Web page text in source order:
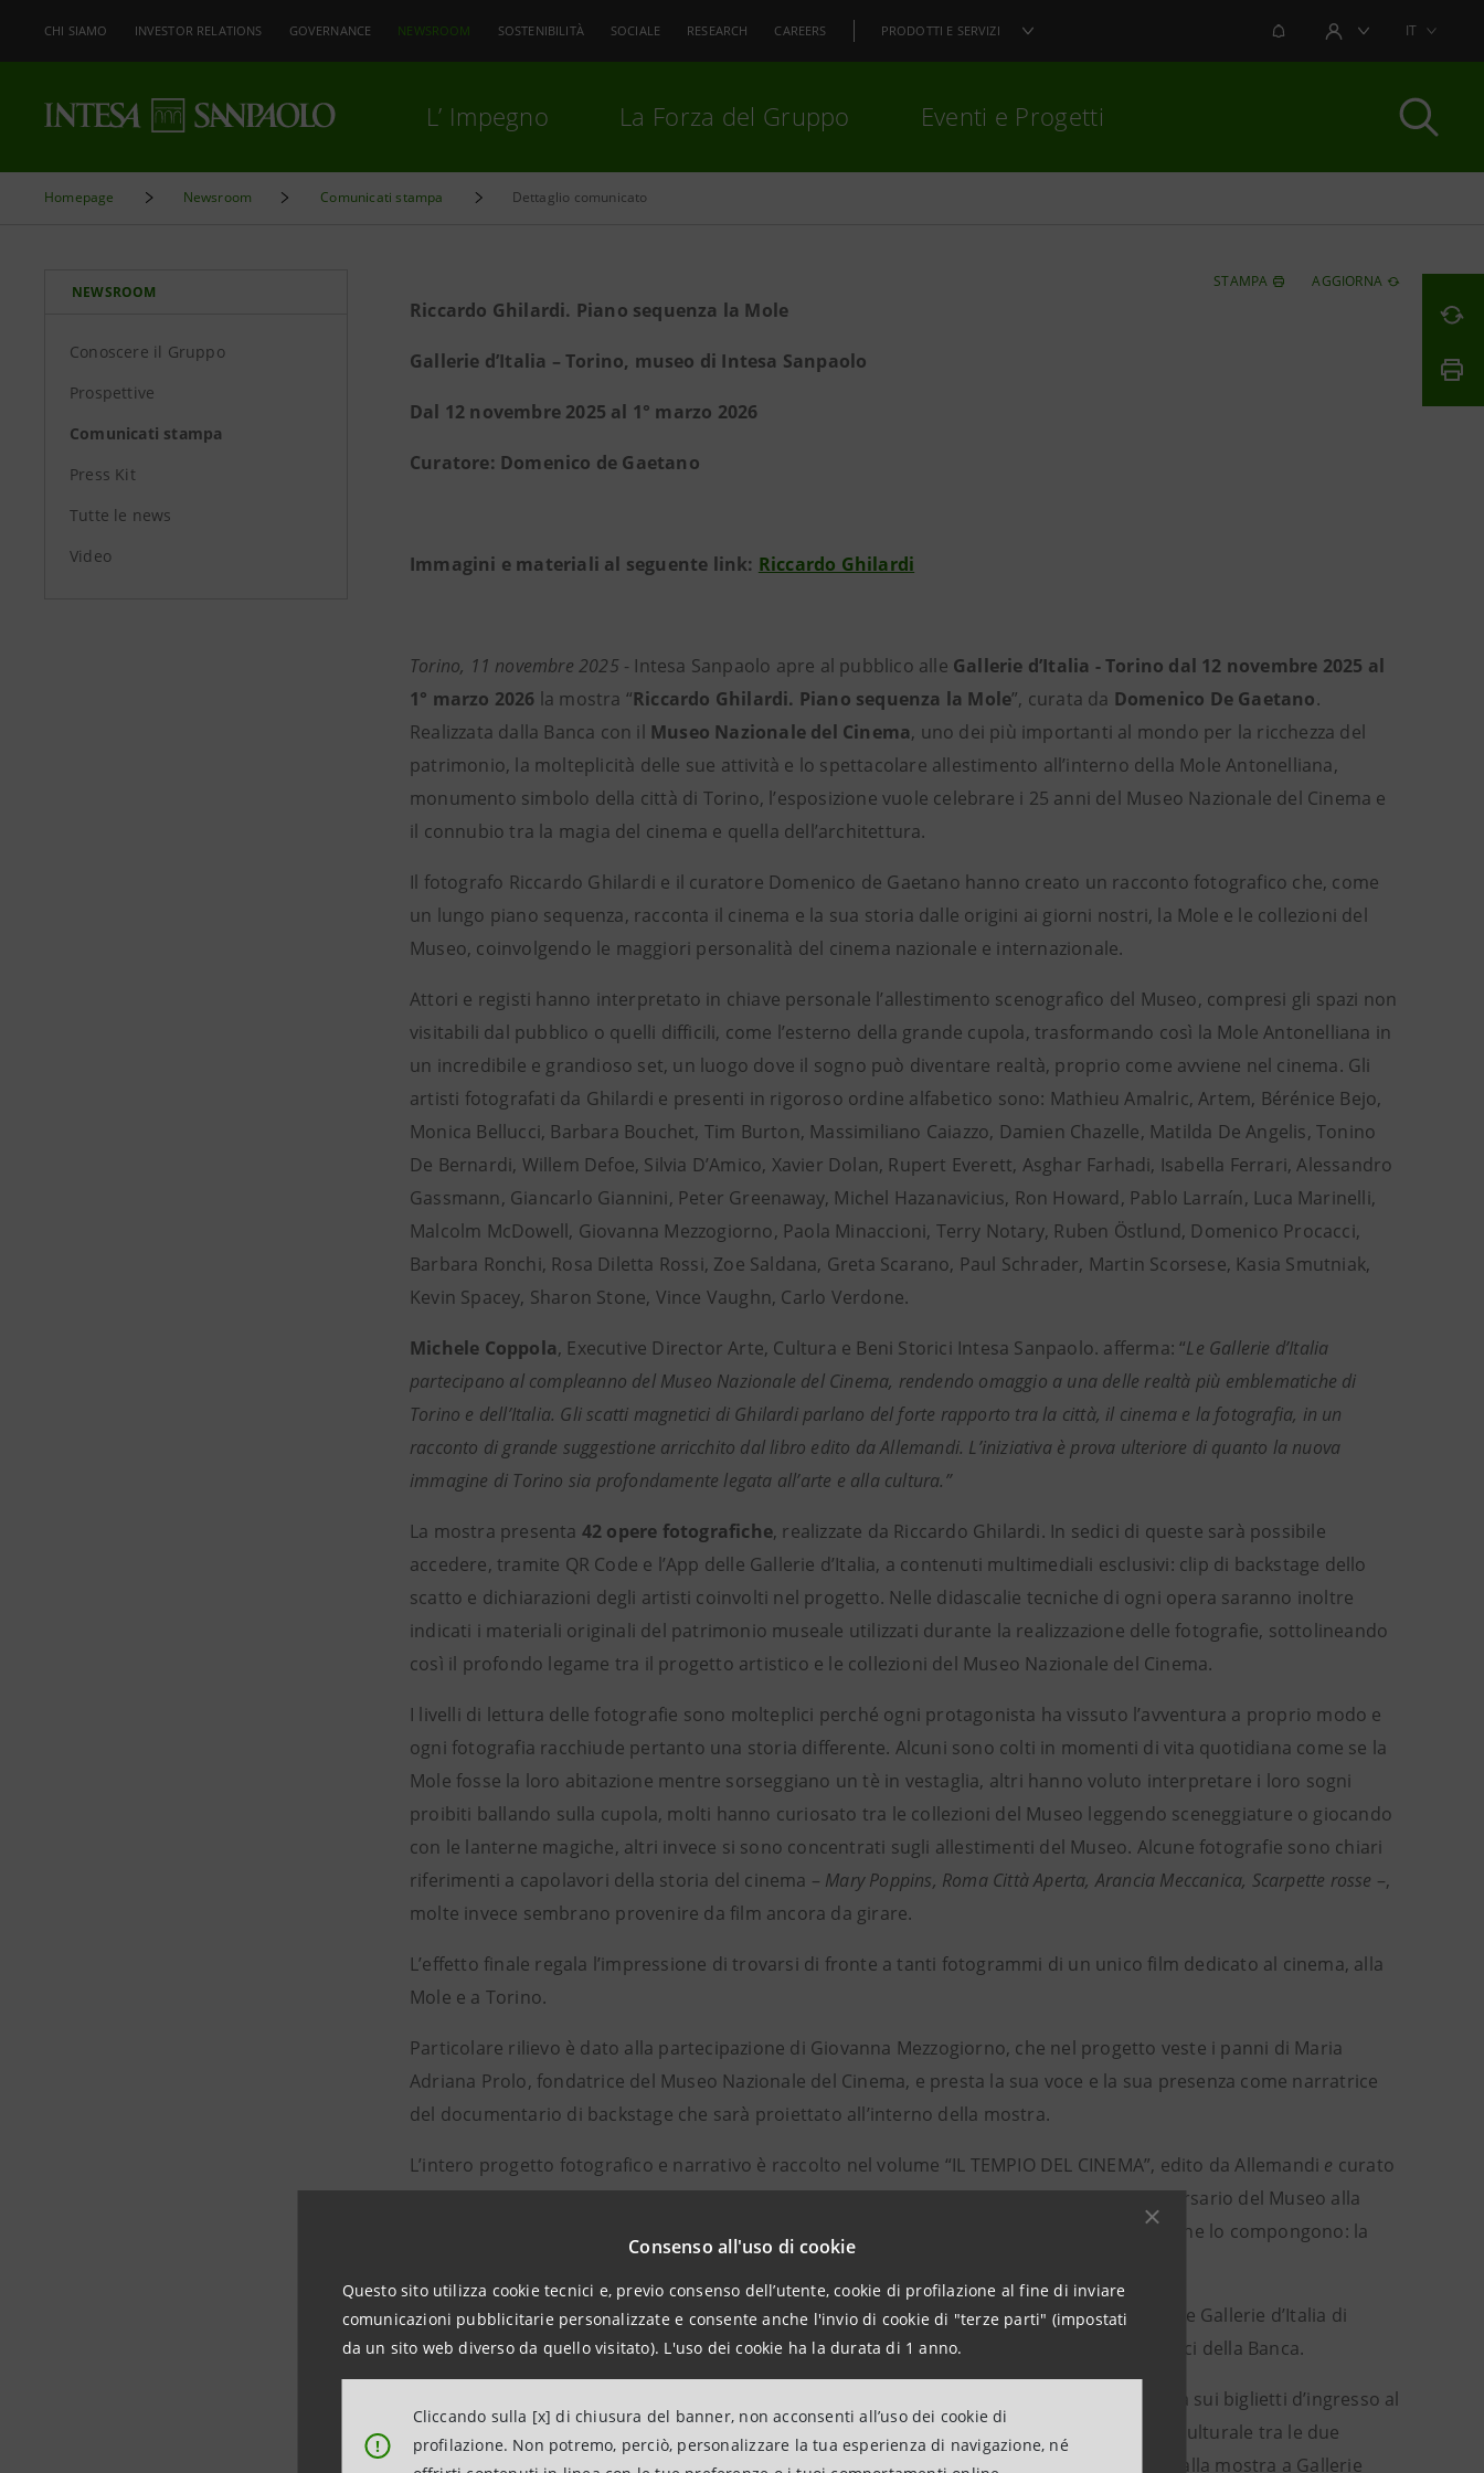
Consenso all'uso di cookie
Questo sito utilizza cookie tecnici e, previo consenso dell’utente, cookie di profilazione al fine di inviare
comunicazioni pubblicitarie personalizzate e consente anche l'invio di cookie di "terze parti" (impostati
da un sito web diverso da quello visitato). L'uso dei cookie ha la durata di 1 anno.
!
Cliccando sulla [x] di chiusura del banner, non acconsenti all’uso dei cookie di
profilazione. Non potremo, perciò, personalizzare la tua esperienza di navigazione, né
CHI SIAMO INVESTOR RELATIONS GOVERNANCE NEWSROOM SOSTENIBILITÀ SOCIALE RESEARCH CAREERS PRODOTTI E SERVIZI NOTIFICHEAREA UTENTEIT
L’ Impegno La Forza del Gruppo Eventi e Progetti
Homepage Newsroom Comunicati stampa Dettaglio comunicato
NEWSROOM
Conoscere il Gruppo
Prospettive
Comunicati stampa
Press Kit
Tutte le news
Video
STAMPA AGGIORNA
Riccardo Ghilardi. Piano sequenza la Mole
Gallerie d’Italia – Torino, museo di Intesa Sanpaolo
Dal 12 novembre 2025 al 1° marzo 2026
Curatore: Domenico de Gaetano
Immagini e materiali al seguente link: Riccardo Ghilardi
Torino, 11 novembre 2025 - Intesa Sanpaolo apre al pubblico alle Gallerie d’Italia - Torino dal 12 novembre 2025 al
1° marzo 2026 la mostra “Riccardo Ghilardi. Piano sequenza la Mole”, curata da Domenico De Gaetano.
Realizzata dalla Banca con il Museo Nazionale del Cinema, uno dei più importanti al mondo per la ricchezza del
patrimonio, la molteplicità delle sue attività e lo spettacolare allestimento all’interno della Mole Antonelliana,
monumento simbolo della città di Torino, l’esposizione vuole celebrare i 25 anni del Museo Nazionale del Cinema e
il connubio tra la magia del cinema e quella dell’architettura.
Il fotografo Riccardo Ghilardi e il curatore Domenico de Gaetano hanno creato un racconto fotografico che, come
un lungo piano sequenza, racconta il cinema e la sua storia dalle origini ai giorni nostri, la Mole e le collezioni del
Museo, coinvolgendo le maggiori personalità del cinema nazionale e internazionale.
Attori e registi hanno interpretato in chiave personale l’allestimento scenografico del Museo, compresi gli spazi non
visitabili dal pubblico o quelli difficili, come l’esterno della grande cupola, trasformando così la Mole Antonelliana in
un incredibile e grandioso set, un luogo dove il sogno può diventare realtà, proprio come avviene nel cinema. Gli
artisti fotografati da Ghilardi e presenti in rigoroso ordine alfabetico sono: Mathieu Amalric, Artem, Bérénice Bejo,
Monica Bellucci, Barbara Bouchet, Tim Burton, Massimiliano Caiazzo, Damien Chazelle, Matilda De Angelis, Tonino
De Bernardi, Willem Defoe, Silvia D’Amico, Xavier Dolan, Rupert Everett, Asghar Farhadi, Isabella Ferrari, Alessandro
Gassmann, Giancarlo Giannini, Peter Greenaway, Michel Hazanavicius, Ron Howard, Pablo Larraín, Luca Marinelli,
Malcolm McDowell, Giovanna Mezzogiorno, Paola Minaccioni, Terry Notary, Ruben Östlund, Domenico Procacci,
Barbara Ronchi, Rosa Diletta Rossi, Zoe Saldana, Greta Scarano, Paul Schrader, Martin Scorsese, Kasia Smutniak,
Kevin Spacey, Sharon Stone, Vince Vaughn, Carlo Verdone.
Michele Coppola, Executive Director Arte, Cultura e Beni Storici Intesa Sanpaolo. afferma: “Le Gallerie d’Italia
partecipano al compleanno del Museo Nazionale del Cinema, rendendo omaggio a una delle realtà più emblematiche di
Torino e dell’Italia. Gli scatti magnetici di Ghilardi parlano del forte rapporto tra la città, il cinema e la fotografia, in un
racconto di grande suggestione arricchito dal libro edito da Allemandi. L’iniziativa è prova ulteriore di quanto la nuova
immagine di Torino sia profondamente legata all’arte e alla cultura.”
La mostra presenta 42 opere fotografiche, realizzate da Riccardo Ghilardi. In sedici di queste sarà possibile
accedere, tramite QR Code e l’App delle Gallerie d’Italia, a contenuti multimediali esclusivi: clip di backstage dello
scatto e dichiarazioni degli artisti coinvolti nel progetto. Nelle didascalie tecniche di ogni opera saranno inoltre
indicati i materiali originali del patrimonio museale utilizzati durante la realizzazione delle fotografie, sottolineando
così il profondo legame tra il progetto artistico e le collezioni del Museo Nazionale del Cinema.
I livelli di lettura delle fotografie sono molteplici perché ogni protagonista ha vissuto l’avventura a proprio modo e
ogni fotografia racchiude pertanto una storia differente. Alcuni sono colti in momenti di vita quotidiana come se la
Mole fosse la loro abitazione mentre sorseggiano un tè in vestaglia, altri hanno voluto interpretare i loro sogni
proibiti ballando sulla cupola, molti hanno curiosato tra le collezioni del Museo leggendo sceneggiature o giocando
con le lanterne magiche, altri invece si sono concentrati sugli allestimenti del Museo. Alcune fotografie sono chiari
riferimenti a capolavori della storia del cinema – Mary Poppins, Roma Città Aperta, Arancia Meccanica, Scarpette rosse –,
molte invece sembrano provenire da film ancora da girare.
L’effetto finale regala l’impressione di trovarsi di fronte a tanti fotogrammi di un unico film dedicato al cinema, alla
Mole e a Torino.
Particolare rilievo è dato alla partecipazione di Giovanna Mezzogiorno, che nel progetto veste i panni di Maria
Adriana Prolo, fondatrice del Museo Nazionale del Cinema, e presta la sua voce e la sua presenza come narratrice
del documentario di backstage che sarà proiettato all’interno della mostra.
L’intero progetto fotografico e narrativo è raccolto nel volume “IL TEMPIO DEL CINEMA”, edito da Allemandi e curato
da Carlo Chatrian – direttore del Museo Nazionale del Cinema - in occasione del 25° Anniversario del Museo alla
Mole Antonelliana, una sorta di “cerniera” che unisce le due sezioni, connesse e speculari che lo compongono: la
Il museo di Torino, insieme a quelli di Milano, Napoli e Vicenza, è parte del progetto museale Gallerie d’Italia di
Intesa Sanpaolo, guidato da Michele Coppola – Executive Director Arte, Cultura e Beni Storici della Banca.
Per tutto il periodo della mostra, i visitatori potranno usufruire di una scontistica reciproca sui biglietti d’ingresso al
Museo Nazionale del Cinema e alle Gallerie d’Italia – Torino, a testimonianza della sinergia culturale tra le due
istituzioni. Con il biglietto del Museo Nazionale del Cinema si ha diritto al biglietto gratuito alla mostra a Gallerie